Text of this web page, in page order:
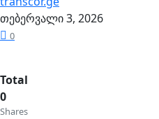
თებერვალი 3, 2026
0
Total
0
Shares